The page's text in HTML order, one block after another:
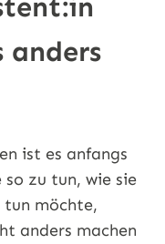
anders
ist es anfangs
zu tun, wie sie
möchte,
anders machen